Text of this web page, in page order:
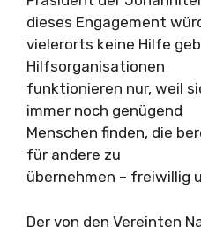
dieses Engagement
vielerorts keine Hilfe
Hilfsorganisationen
funktionieren nur, weil
immer noch genügend
Menschen finden, die
für andere zu
übernehmen – freiwillig
Der von den Vereinten